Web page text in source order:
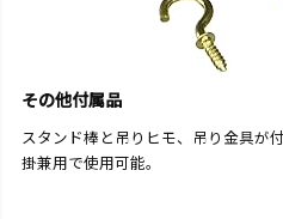
その他付属品
スタンド棒と吊りヒモ、吊り金具が
掛兼用で使用可能。